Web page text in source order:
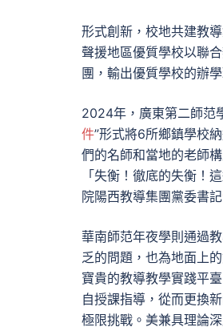
形式創新，校地共建教
聲援地區優質學校以聯
團，輸出優質學校的辦
2024年，廣東第二師范
件”形式將6所鄉鎮學校
們的名師和當地的老師
「失衡！徹底的失衡！
院陽西教導集團黨委書記
華南師范年夜學則通過
乏的問題，也為地面上
寶貴的教導教學實踐平
自授課指導，從而更換
極限挑戰。美兼具理論